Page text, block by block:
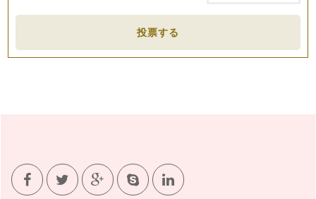
2012年春夏ファッションの流行色!
2011年も、あと少し。パーテイーシーズンも、まだまだ続い
ていますが、今年は何色の洋服を着…
きましたね。皆様のお家でも、そろそ…
子供の成長に感謝を込めて・・・七五三の色彩
投票する